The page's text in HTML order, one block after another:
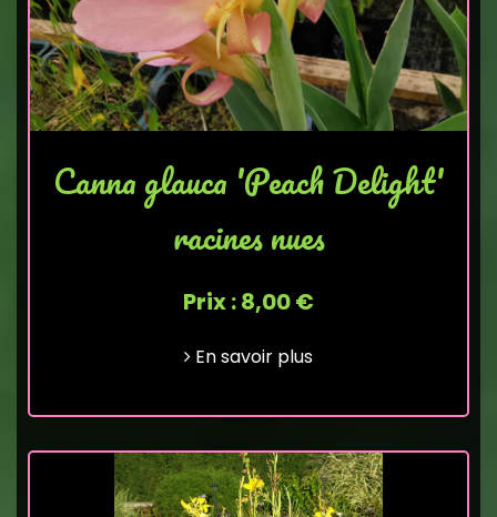
Canna glauca 'Peach Delight'
racines nues
Prix : 8,00 €
En savoir plus